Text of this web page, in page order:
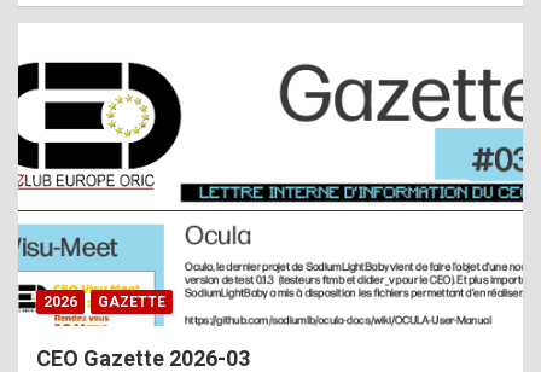
t
s
t
a
s
i
2026 GAZETTE
CEO Gazette 2026-03